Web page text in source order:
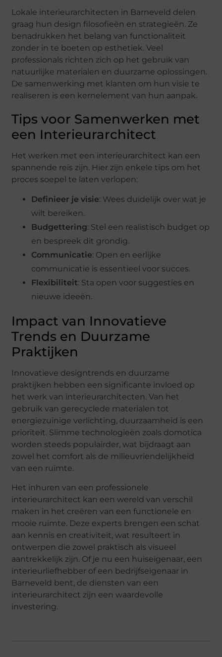
Lokale interieurarchitecten in Barneveld delen
graag hun design filosofieën en strategieën. Ze
benadrukken het belang van functionaliteit
zonder in te boeten op esthetiek. Veel
professionals richten zich op het gebruik van
natuurlijke materialen en duurzame oplossingen.
De samenwerking met klanten om hun visie te
realiseren is een kernelement van hun aanpak.
Tips voor Samenwerken met
een Interieurarchitect
Het werken met een interieurarchitect kan een
spannende reis zijn. Hier zijn enkele tips om het
proces soepel te laten verlopen:
Definieer je visie: Wees duidelijk over wat je
wilt bereiken.
Budgettering: Stel een realistisch budget op
en bespreek dit grondig.
Communicatie: Open en eerlijke
communicatie is essentieel voor succes.
Flexibiliteit: Sta open voor suggesties en
nieuwe ideeën.
Impact van Innovatieve
Trends en Duurzame
Praktijken
Innovatieve designtrends en duurzame
praktijken hebben een significante invloed op
het werk van interieurarchitecten. Van het
gebruik van gerecyclede materialen tot
energiezuinige verlichting, duurzaamheid is een
prioriteit. Slimme technologieën zoals domotica
worden steeds populairder, wat bijdraagt aan
zowel het comfort als de milieuvriendelijkheid
van een ruimte.
Het inhuren van een professionele
interieurarchitect kan een wereld van verschil
maken in het creëren van een functionele en
mooie ruimte. Deze experts brengen een schat
aan kennis en creativiteit, wat resulteert in
ontwerpen die zowel praktisch als visueel
aantrekkelijk zijn. Of je nu een huiseigenaar, een
interieurliefhebber of een bedrijfseigenaar in
Barneveld bent, de diensten van een
interieurarchitect zijn een waardevolle
investering.